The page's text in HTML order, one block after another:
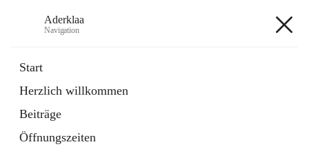
Aderklaa
Navigation
Start
Herzlich willkommen
Beiträge
Öffnungszeiten
6 Schnellzugriffe
Gemeinde